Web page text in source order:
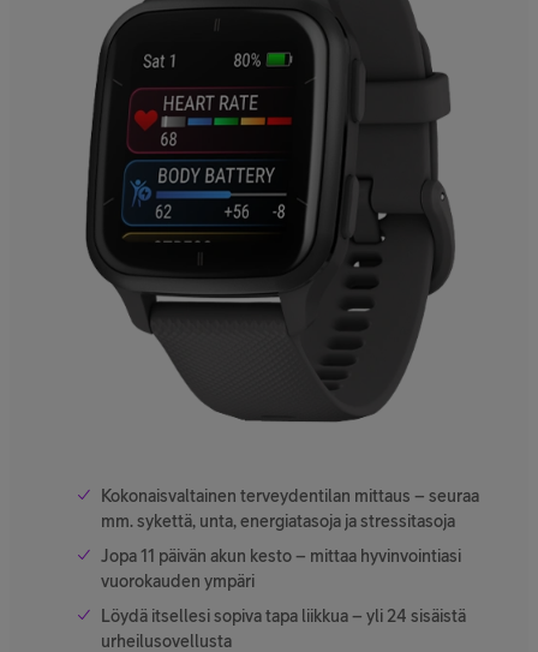
Kokonaisvaltainen terveydentilan mittaus – seuraa
mm. sykettä, unta, energiatasoja ja stressitasoja
Jopa 11 päivän akun kesto – mittaa hyvinvointiasi
vuorokauden ympäri
Löydä itsellesi sopiva tapa liikkua – yli 24 sisäistä
urheilusovellusta